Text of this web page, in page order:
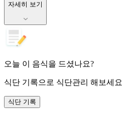
자세히 보기
오늘 이 음식을 드셨나요?
식단 기록으로 식단관리 해보세요
식단 기록